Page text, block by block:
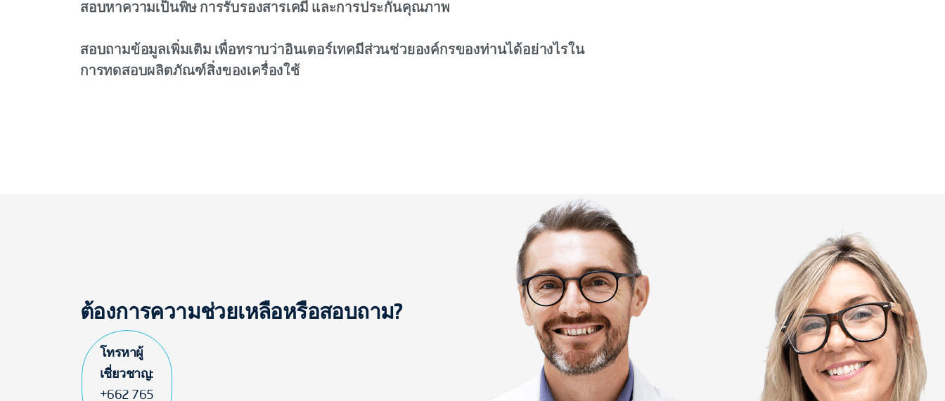
สอบหาความเป็นพิษ การรับรองสารเคมี และการประกันคุณภาพ
สอบถามข้อมูลเพิ่มเติม เพื่อทราบว่าอินเตอร์เทคมีส่วนช่วยองค์กรของท่านได้อย่างไรใน
การทดสอบผลิตภัณฑ์สิ่งของเครื่องใช้
ต้องการความช่วยเหลือหรือสอบถาม?
โทรหาผู้
เชี่ยวชาญ:
+662 765